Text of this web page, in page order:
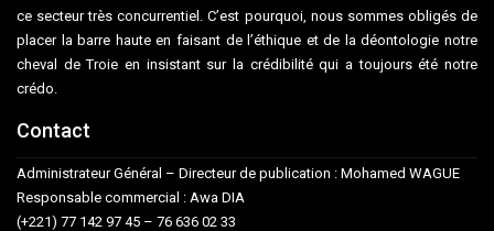
ce secteur très concurrentiel. C’est pourquoi, nous sommes obligés de
placer la barre haute en faisant de l’éthique et de la déontologie notre
cheval de Troie en insistant sur la crédibilité qui a toujours été notre
crédo.
Contact
Administrateur Général – Directeur de publication : Mohamed WAGUE
Responsable commercial : Awa DIA
(+221) 77 142 97 45 – 76 636 02 33